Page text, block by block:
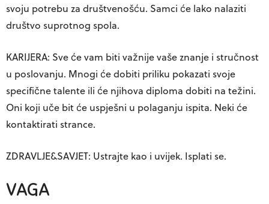
svoju potrebu za društvenošću. Samci će lako nalaziti
društvo suprotnog spola.
KARIJERA: Sve će vam biti važnije vaše znanje i stručnost
u poslovanju. Mnogi će dobiti priliku pokazati svoje
specifične talente ili će njihova diploma dobiti na težini.
Oni koji uče bit će uspješni u polaganju ispita. Neki će
kontaktirati strance.
ZDRAVLJE&SAVJET: Ustrajte kao i uvijek. Isplati se.
VAGA